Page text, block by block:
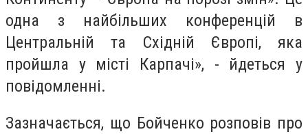
одна з найбільших конференцій в
Центральній та Східній Європі, яка
пройшла у місті Карпачі», - йдеться у
повідомленні.
Зазначається, що Бойченко розповів про